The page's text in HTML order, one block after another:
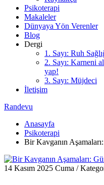
Psikoterapi
Makaleler
Dünyaya Yön Verenler
Blog
Dergi
1. Sayı: Ruh
2. Sayı: Karneni
yap!
3. Sayı: Müjdeci
İletişim
Randevu
Anasayfa
Psikoterapi
Bir Kavganın
14 Kasım 2025 Cuma /